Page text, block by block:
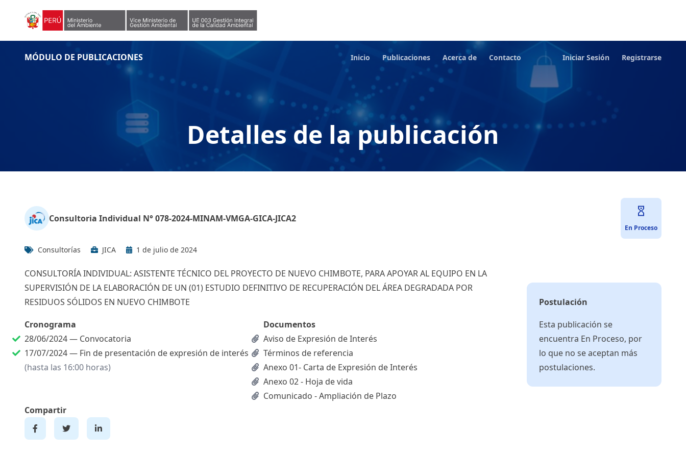
MÓDULO DE PUBLICACIONES Inicio Publicaciones Acerca de Contacto Iniciar Sesión Registrarse
Detalles de la publicación
Consultoria Individual N° 078-2024-MINAM-VMGA-GICA-JICA2
En Proceso
Consultorías JICA 1 de julio de 2024
CONSULTORÍA INDIVIDUAL: ASISTENTE TÉCNICO DEL PROYECTO DE NUEVO CHIMBOTE, PARA APOYAR AL EQUIPO EN LA
SUPERVISIÓN DE LA ELABORACIÓN DE UN (01) ESTUDIO DEFINITIVO DE RECUPERACIÓN DEL ÁREA DEGRADADA POR
RESIDUOS SÓLIDOS EN NUEVO CHIMBOTE
Cronograma
28/06/2024 — Convocatoria
17/07/2024 — Fin de presentación de expresión de interés
(hasta las 16:00 horas)
Documentos
Aviso de Expresión de Interés
Términos de referencia
Anexo 01- Carta de Expresión de Interés
Anexo 02 - Hoja de vida
Comunicado - Ampliación de Plazo
Compartir
Postulación
Esta publicación se
encuentra En Proceso, por
lo que no se aceptan más
postulaciones.